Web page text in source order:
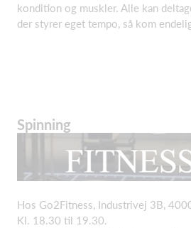
kondition og muskler. Alle kan
der styrer eget tempo, så kom
Spinning
Hos Go2Fitness, Industrivej 3B,
Kl. 18.30 til 19.30.